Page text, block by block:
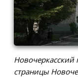
Новочеркасский
страницы